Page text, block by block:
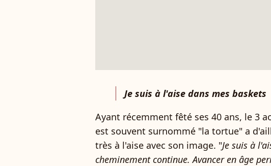
Je suis à l'aise dans mes baskets
Ayant récemment fêté ses 40 ans, le 3
est souvent surnommé "la tortue" a
très à l'aise avec son image. "Je suis à
cheminement continue. Avancer en âge